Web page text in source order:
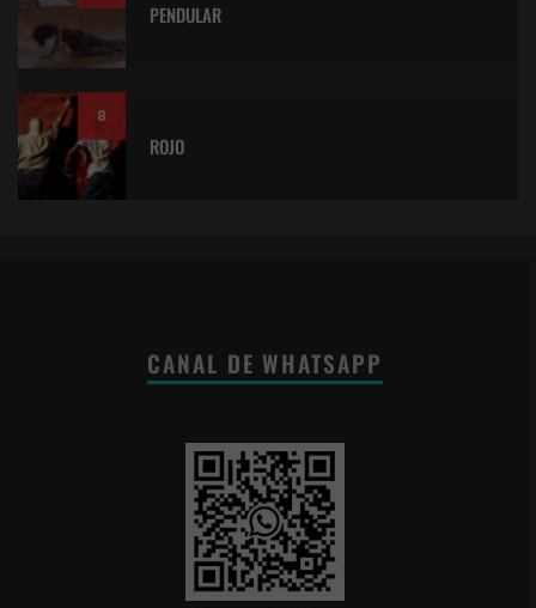
PENDULAR
8
ROJO
CANAL DE WHATSAPP